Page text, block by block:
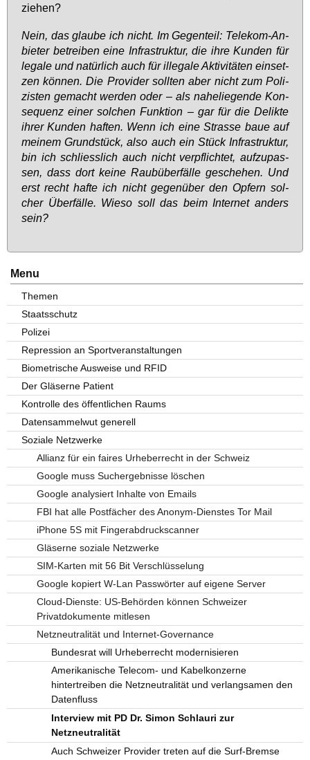
zie­hen?
Nein, das glau­be ich nicht. Im Ge­gen­teil: Te­le­kom-An­
bie­ter be­trei­ben ei­ne In­fra­struk­tur, die ih­re Kun­den für
le­ga­le und na­tür­lich auch für il­le­ga­le Ak­ti­vi­tä­ten ein­set­
zen kön­nen. Die Pro­vi­der soll­ten aber nicht zum Po­li­
zis­ten ge­macht wer­den oder – als na­he­lie­gen­de Kon­
se­quenz ei­ner sol­chen Funk­ti­on – gar für die De­lik­te
ih­rer Kun­den haf­ten. Wenn ich ei­ne Stras­se baue auf
mei­nem Grund­stück, al­so auch ein Stück In­fra­struk­tur,
bin ich schliess­lich auch nicht ver­pflich­tet, auf­zu­pas­
sen, dass dort kei­ne Raub­über­fäl­le ge­sche­hen. Und
erst recht haf­te ich nicht ge­gen­über den Op­fern sol­
cher Über­fäl­le. Wie­so soll das beim In­ter­net an­ders
sein?
Menu
Themen
Staatsschutz
Polizei
Repression an Sportveranstaltungen
Biometrische Ausweise und RFID
Der Gläserne Patient
Kontrolle des öffentlichen Raums
Datensammelwut generell
Soziale Netzwerke
Allianz für ein faires Urheberrecht in der Schweiz
Google muss Suchergebnisse löschen
Google analysiert Inhalte von Emails
FBI hat alle Postfächer des Anonym-Dienstes Tor Mail
iPhone 5S mit Fingerabdruckscanner
Gläserne soziale Netzwerke
SIM-Karten mit 56 Bit Verschlüsselung
Google kopiert W-Lan Passwörter auf eigene Server
Cloud-Dienste: US-Behörden können Schweizer
Privatdokumente mitlesen
Netzneutralität und Internet-Governance
Bundesrat will Urheberrecht modernisieren
Amerikanische Telecom- und Kabelkonzerne
hintertreiben die Netzneutralität und verlangsamen den
Datenfluss
Interview mit PD Dr. Simon Schlauri zur
Netzneutralität
Auch Schweizer Provider treten auf die Surf-Bremse